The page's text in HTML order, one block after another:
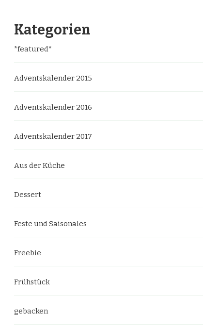
Kategorien
*featured*
Adventskalender 2015
Adventskalender 2016
Adventskalender 2017
Aus der Küche
Dessert
Feste und Saisonales
Freebie
Frühstück
gebacken